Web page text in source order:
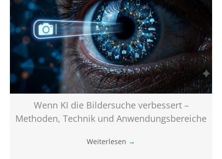
Wenn KI die Bildersuche verbessert –
Methoden, Technik und Anwendungsbereiche
Weiterlesen →